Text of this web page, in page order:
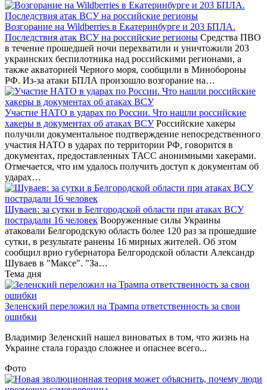
Возгорание на Wildberries в Екатеринбурге и 203 БПЛА.
Последствия атак ВСУ на российские регионы Средства ПВО
в течение прошедшей ночи перехватили и уничтожили 203
украинских беспилотника над российскими регионами, а
также акваторией Черного моря, сообщили в Минобороны
РФ. Из-за атаки БПЛА произошло возгорание на…
Участие НАТО в ударах по России. Что нашли российские
хакеры в документах об атаках ВСУРоссийские хакеры
получили документальное подтверждение непосредственного
участия НАТО в ударах по территории РФ, говорится в
документах, предоставленных ТАСС анонимными хакерами.
Отмечается, что им удалось получить доступ к документам об
ударах…
Шуваев: за сутки в Белгородской области при атаках ВСУ
пострадали 16 человек Вооруженные силы Украины
атаковали Белгородскую область более 120 раз за прошедшие
сутки, в результате ранены 16 мирных жителей. Об этом
сообщил врио губернатора Белгородской области Александр
Шуваев в "Максе". "За…
Тема дня
Зеленский переложил на Трампа ответственность за свои
ошибки
Владимир Зеленский нашел виноватых в том, что жизнь на
Украине стала гораздо сложнее и опаснее всего...
Фото